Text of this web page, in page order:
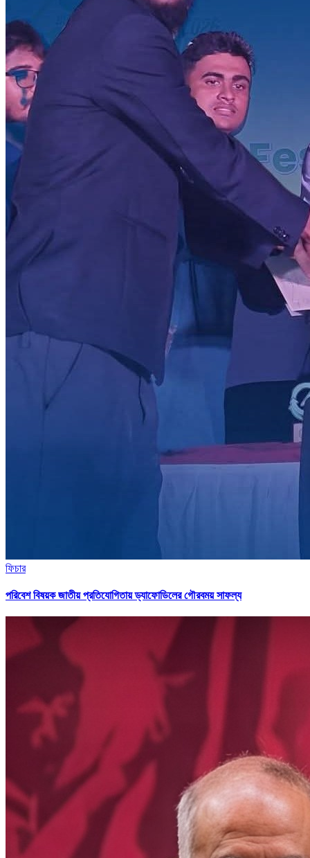
ফিচার
পরিবেশ বিষয়ক জাতীয় প্রতিযোগিতায় ড্যাফোডিলের গৌরবময় সাফল্য